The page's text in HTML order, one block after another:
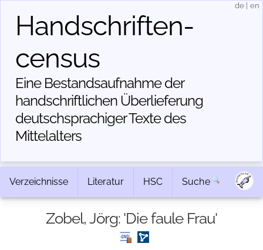
Handschriften­
census
Eine Bestandsaufnahme der
handschriftlichen Über­lieferung
deutschsprachiger Texte des
Mittelalters
de en
Verzeichnisse Literatur HSC Suche
Zobel, Jörg: 'Die faule Frau'